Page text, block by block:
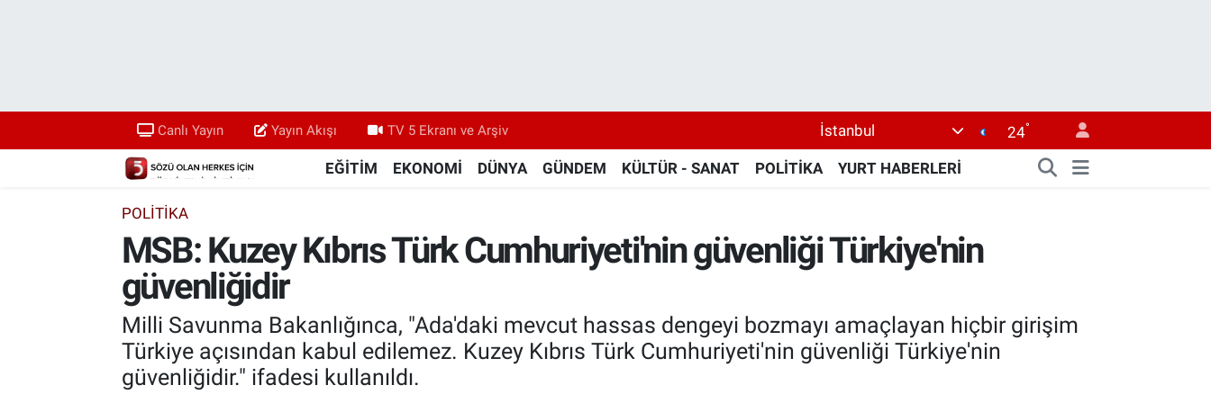
Canlı Yayın Yayın Akışı TV 5 Ekranı ve Arşiv İstanbul 24°
EĞİTİM EKONOMİ DÜNYA GÜNDEM KÜLTÜR - SANAT POLİTİKA YURT HABERLERİ
POLİTİKA
MSB: Kuzey Kıbrıs Türk Cumhuriyeti'nin güvenliği Türkiye'nin
güvenliğidir
Milli Savunma Bakanlığınca, "Ada'daki mevcut hassas dengeyi bozmayı amaçlayan hiçbir girişim
Türkiye açısından kabul edilemez. Kuzey Kıbrıs Türk Cumhuriyeti'nin güvenliği Türkiye'nin
güvenliğidir." ifadesi kullanıldı.
Yayın Akışı
TV 5 Ekranı ve Arşiv